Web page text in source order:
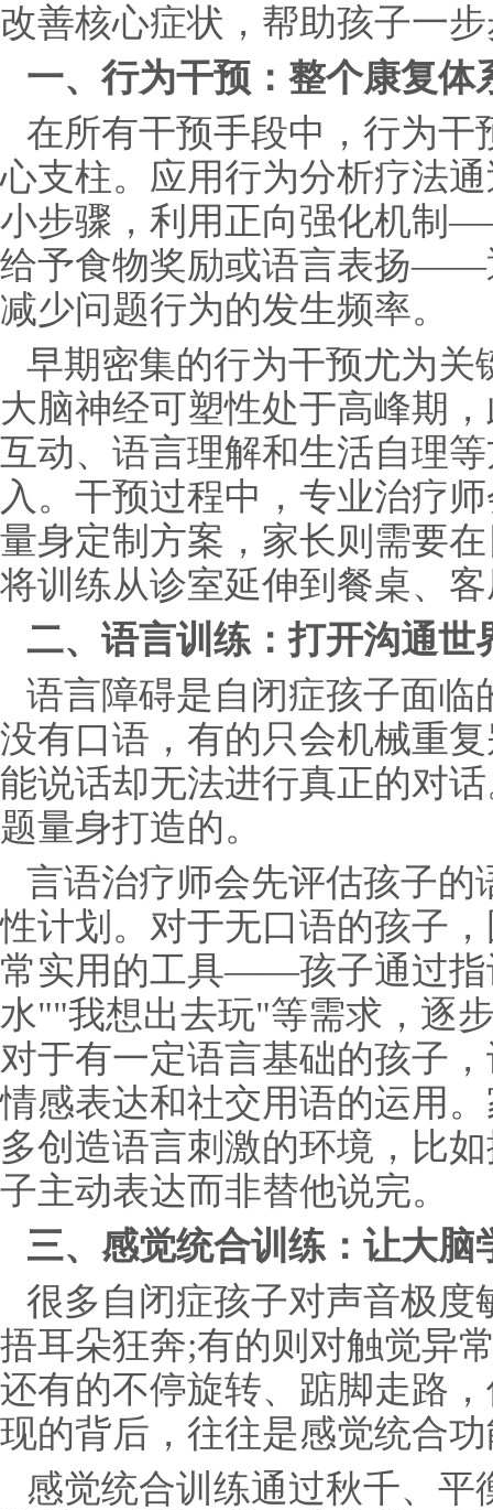
改善核心症状，帮助孩子一
一、行为干预：整个康复
在所有干预手段中，行为
心支柱。应用行为分析疗法
小步骤，利用正向强化机制
给予食物奖励或语言表扬——
减少问题行为的发生频率。
早期密集的行为干预尤为
大脑神经可塑性处于高峰期
互动、语言理解和生活自理
入。干预过程中，专业治疗
量身定制方案，家长则需要
将训练从诊室延伸到餐桌、
二、语言训练：打开沟通世
语言障碍是自闭症孩子面
没有口语，有的只会机械重
能说话却无法进行真正的对
题量身打造的。
言语治疗师会先评估孩子
性计划。对于无口语的孩子
常实用的工具——孩子通过指
水""我想出去玩"等需求，逐
对于有一定语言基础的孩子
情感表达和社交用语的运用
多创造语言刺激的环境，比
子主动表达而非替他说完。
三、感觉统合训练：让大
很多自闭症孩子对声音极
捂耳朵狂奔;有的则对触觉异
还有的不停旋转、踮脚走路
现的背后，往往是感觉统合
感觉统合训练通过秋千、